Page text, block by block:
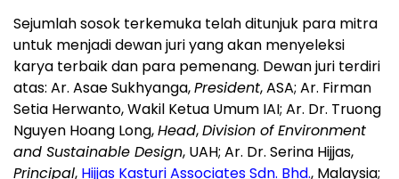
Sejumlah sosok terkemuka telah ditunjuk para mitra
untuk menjadi dewan juri yang akan menyeleksi
karya terbaik dan para pemenang. Dewan juri terdiri
atas: Ar. Asae Sukhyanga,President, ASA; Ar. Firman
Setia Herwanto, Wakil Ketua Umum IAI; Ar. Dr. Truong
Nguyen Hoang Long,Head,Division of Environment
and Sustainable Design, UAH; Ar. Dr. Serina Hijjas,
Principal, Hijjas Kasturi Associates Sdn. Bhd., Malaysia;